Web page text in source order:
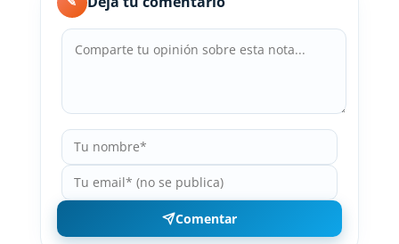
Comentar